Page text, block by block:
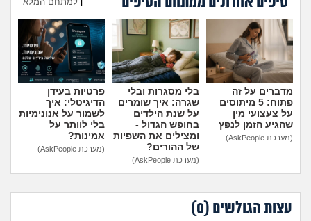
חיות מחמד
יוקר המחיה
גאווה
הוספת טיפ
מדברים על זה
פתוח: 5 מיתוסים
על צעצועי מין
שהגיע הזמן לנפץ
(מערכת AskPeople)
בלי מסגרות ובלי
שגרה: איך שומרים
על שנת הילדים
בחופש הגדול -
ומצילים את השפיות
של ההורים?
(מערכת AskPeople)
פרטיות בעידן
הדיגיטלי: איך
לשמור על אנונימיות
בלי לוותר על
אמינות?
(מערכת AskPeople)
עצות הגולשים (0
)